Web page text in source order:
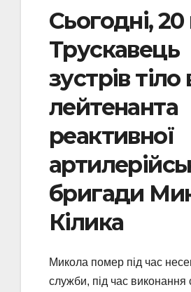
Сьогодні, 20
Трускавець
зустрів тіло
лейтенанта
реактивної
бригади
Кілика
Микола помер під час
служби, під час